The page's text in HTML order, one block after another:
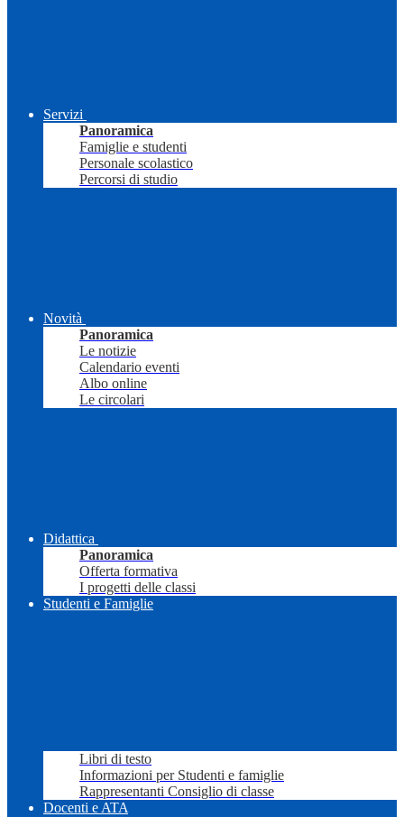
Servizi
Panoramica
Famiglie e studenti
Personale scolastico
Percorsi di studio
Novità
Panoramica
Le notizie
Calendario eventi
Albo online
Le circolari
Didattica
Panoramica
Offerta formativa
I progetti delle classi
Studenti e Famiglie
Libri di testo
Informazioni per Studenti e famiglie
Rappresentanti Consiglio di classe
Docenti e ATA